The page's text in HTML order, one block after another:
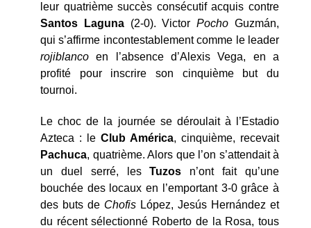
leur quatrième succès consécutif acquis contre
Santos Laguna (2-0). VictorPocho Guzmán,
qui s’affirme incontestablement comme le leader
rojiblanco en l’absence d’Alexis Vega, en a
profité pour inscrire son cinquième but du
tournoi.
Le choc de la journée se déroulait à l’Estadio
Azteca : le Club América, cinquième, recevait
Pachuca, quatrième. Alors que l’on s’attendait à
un duel serré, lesTuzos n’ont fait qu’une
bouchée des locaux en l’emportant 3-0 grâce à
des buts de Chofis López, Jesús Hernández et
du récent sélectionné Roberto de la Rosa, tous